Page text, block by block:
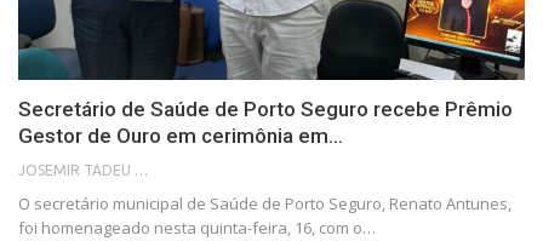
Secretário de Saúde de Porto Seguro recebe Prêmio
Gestor de Ouro em cerimônia em…
JOSEMIR TADEU FONSECA
O secretário municipal de Saúde de Porto Seguro, Renato Antunes,
foi homenageado nesta quinta-feira, 16, com o…